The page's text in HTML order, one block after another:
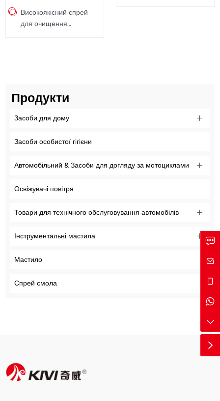
Високоякісний спрей
для очищення
Продукти
Засоби для дому
Засоби особистої гігієни
Автомобільний & Засоби для догляду за мотоциклами
Освіжувачі повітря
Товари для технічного обслуговування автомобілів
Інструментальні мастила
Мастило
Спрей смола